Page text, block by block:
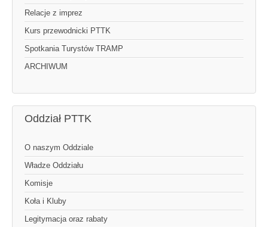
Relacje z imprez
Kurs przewodnicki PTTK
Spotkania Turystów TRAMP
ARCHIWUM
Oddział PTTK
O naszym Oddziale
Władze Oddziału
Komisje
Koła i Kluby
Legitymacja oraz rabaty